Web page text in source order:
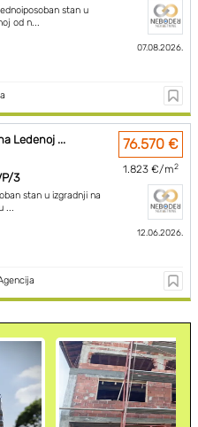
stan u
od n...
07.08.2026.
Ledenoj ...
3
stan u izgradnji na
...
76.570 €
1.823 €/m2
12.06.2026.